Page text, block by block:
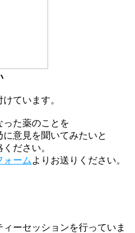
ています。
った薬のことを
意見を聞いてみたいと
ださい。
ォーム よりお送りください。
ーセッションを行っていま